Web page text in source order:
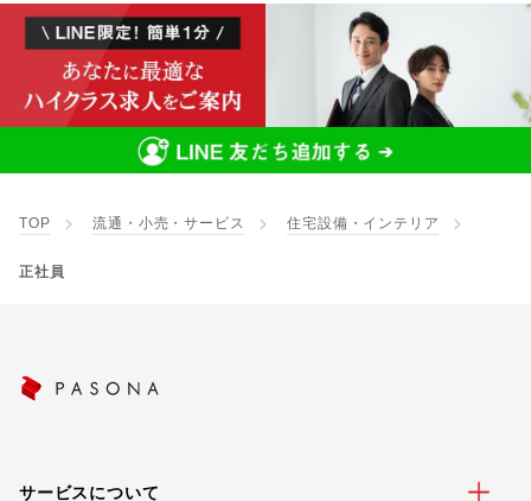
TOP 流通・小売・サービス 住宅設備・インテリア
正社員
サービスについて